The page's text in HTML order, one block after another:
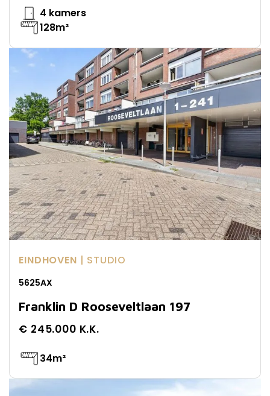
4 kamers
128m²
EINDHOVEN | STUDIO
5625AX
Franklin D Rooseveltlaan 197
€ 245.000 K.K.
34m²